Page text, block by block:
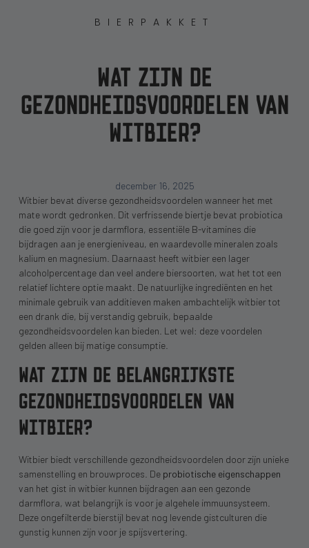
BIERPAKKET
WAT ZIJN DE
GEZONDHEIDSVOORDELEN VAN
WITBIER?
december 16, 2025
Witbier bevat diverse gezondheidsvoordelen wanneer het met
mate wordt gedronken. Dit verfrissende biertje bevat probiotica
die goed zijn voor je darmflora, essentiële B-vitamines die
bijdragen aan je energieniveau, en waardevolle mineralen zoals
kalium en magnesium. Daarnaast heeft witbier een lager
alcoholpercentage dan veel andere biersoorten, wat het tot een
relatief lichtere optie maakt. De natuurlijke ingrediënten en het
minimale gebruik van additieven maken ambachtelijk witbier tot
een drank die, bij verstandig gebruik, bepaalde
gezondheidsvoordelen kan bieden. Let wel: deze voordelen
gelden alleen bij matige consumptie.
WAT ZIJN DE BELANGRIJKSTE
GEZONDHEIDSVOORDELEN VAN
WITBIER?
Witbier biedt verschillende gezondheidsvoordelen door zijn unieke
samenstelling en brouwproces. De probiotische eigenschappen
van het gist in witbier kunnen bijdragen aan een gezonde
darmflora, wat belangrijk is voor je algehele immuunsysteem.
Deze ongefilterde bierstijl bevat nog levende gistculturen die
gunstig kunnen zijn voor je spijsvertering.